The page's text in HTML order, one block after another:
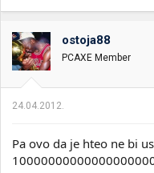
ostoja88
PCAXE Member
24.04.2012.
Pa ovo da je hteo ne bi